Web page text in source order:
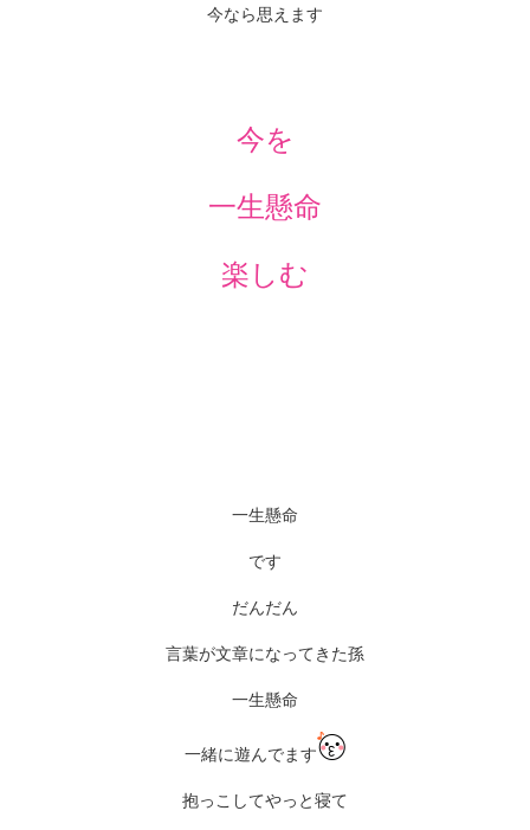
今なら思えます
今を
一生懸命
楽しむ
一生懸命
です
だんだん
言葉が文章になってきた孫
一生懸命
一緒に遊んでます
抱っこしてやっと寝て